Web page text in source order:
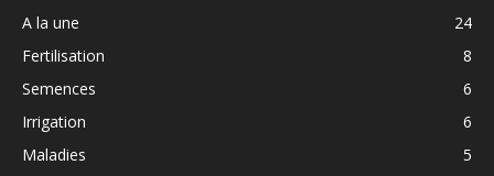
A la une
24
Fertilisation
8
Semences
6
Irrigation
6
Maladies
5